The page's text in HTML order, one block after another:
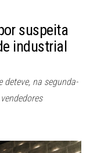
suspeita
industrial
deteve, na segunda-